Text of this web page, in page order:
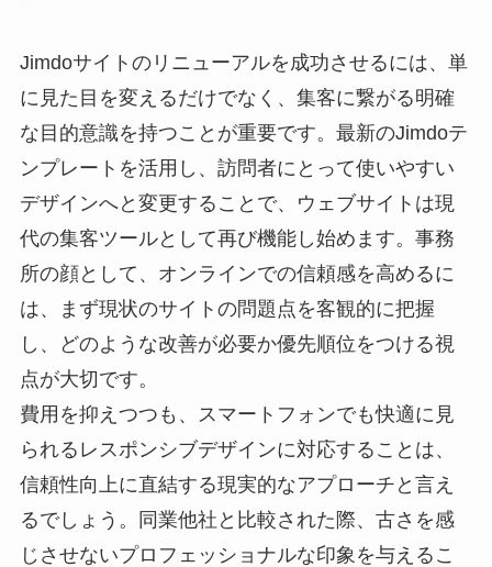
Jimdoサイトのリニューアルを成功させるには、単
に見た目を変えるだけでなく、集客に繋がる明確
な目的意識を持つことが重要です。最新のJimdoテ
ンプレートを活用し、訪問者にとって使いやすい
デザインへと変更することで、ウェブサイトは現
代の集客ツールとして再び機能し始めます。事務
所の顔として、オンラインでの信頼感を高めるに
は、まず現状のサイトの問題点を客観的に把握
し、どのような改善が必要か優先順位をつける視
点が大切です。
費用を抑えつつも、スマートフォンでも快適に見
られるレスポンシブデザインに対応することは、
信頼性向上に直結する現実的なアプローチと言え
るでしょう。同業他社と比較された際、古さを感
じさせないプロフェッショナルな印象を与えるこ